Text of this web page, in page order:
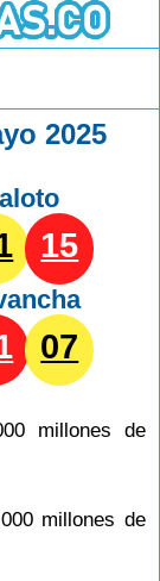
2025
15
07
millones de
millones de